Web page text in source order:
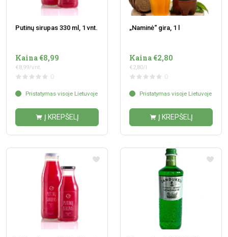
Putinų sirupas 330 ml, 1 vnt.
Kaina €8,99
€8,99/vnt.
0
Pristatymas visoje Lietuvoje
Į KREPŠELĮ
„Naminė“ gira, 1 l
Kaina €2,80
€2,80/l
0
Pristatymas visoje Lietuvoje
Į KREPŠELĮ